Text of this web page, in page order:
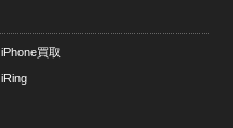
iPhone買取
iRing